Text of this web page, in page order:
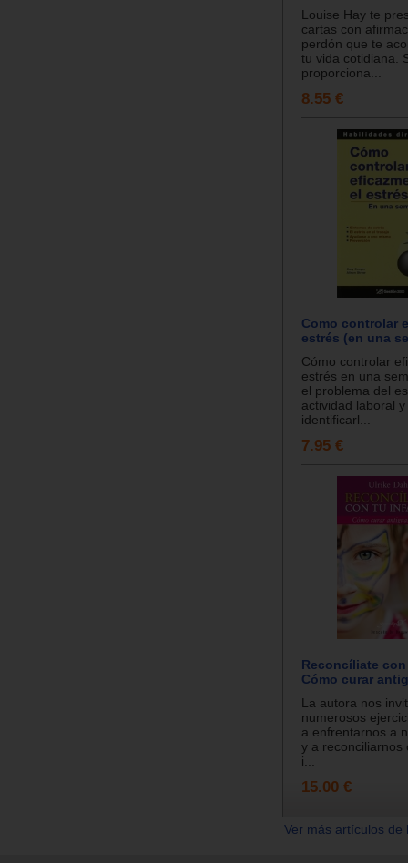
Louise Hay te
cartas con
perdón que te
tu vida cotidiana.
proporciona...
8.55 €
Como controlar
estrés (en una
Cómo controlar
estrés en una
el problema del
actividad laboral
identificarl...
7.95 €
Reconcíliate
Cómo curar
La autora nos
numerosos
a enfrentarnos a
y a reconciliarnos
i...
15.00 €
Ver más artículos